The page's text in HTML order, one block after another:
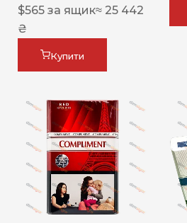
$565 за ящик≈ 25 442
₴
Купити